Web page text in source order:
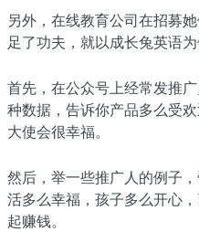
另外，在线教育公司在招募
足了功夫，就以成长兔英语为
首先，在公众号上经常发推
种数据，告诉你产品多么受
大使会很幸福。
然后，举一些推广人的例子
活多么幸福，孩子多么开心
起赚钱。